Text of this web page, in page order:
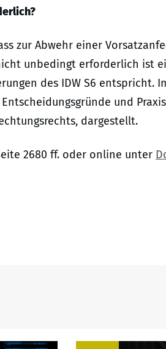
zur Abwehr einer
unbedingt erforderlich ist
des IDW S6 entspricht.
und
dargestellt.
Seite 2680 ff. oder online unter